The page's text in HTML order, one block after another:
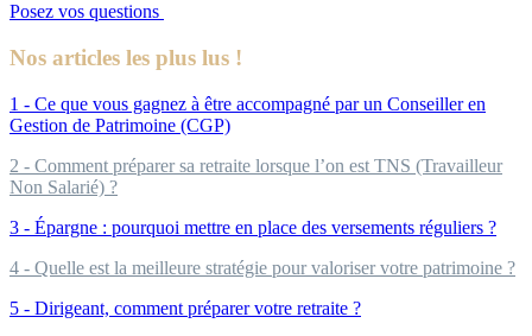
Posez vos questions
Nos articles les plus lus !
1 - Ce que vous gagnez à être accompagné par un Conseiller en
Gestion de Patrimoine (CGP)
2 - Comment préparer sa retraite lorsque l’on est TNS (Travailleur
Non Salarié) ?
3 - Épargne : pourquoi mettre en place des versements réguliers ?
4 - Quelle est la meilleure stratégie pour valoriser votre patrimoine ?
5 - Dirigeant, comment préparer votre retraite ?